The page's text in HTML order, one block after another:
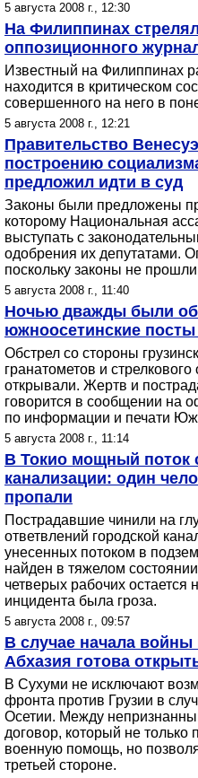
5 августа 2008 г., 12:30
На Филиппинах
оппозиционного
Известный на Филиппинах
находится в критическом
совершенного на него в
5 августа 2008 г., 12:21
Правительство
построению
предложил идти в суд
Законы были предложены
которому Национальная
выступать с
одобрения их депутатами.
поскольку законы не
5 августа 2008 г., 11:40
Ночью дважды были
южноосетинские
Обстрел со стороны
гранатометов и
открывали. Жертв и
говорится в сообщении на
по информации и печати
5 августа 2008 г., 11:14
В Токио мощный поток
канализации: один
пропали
Пострадавшие чинили на
ответвлений городской
унесенных потоком в
найден в тяжелом
четверых рабочих остается
инцидента была гроза.
5 августа 2008 г., 09:57
В случае начала
Абхазия готова
В Сухуми не исключают
фронта против Грузии в
Осетии. Между
договор, который не только
военную помощь, но
третьей стороне.